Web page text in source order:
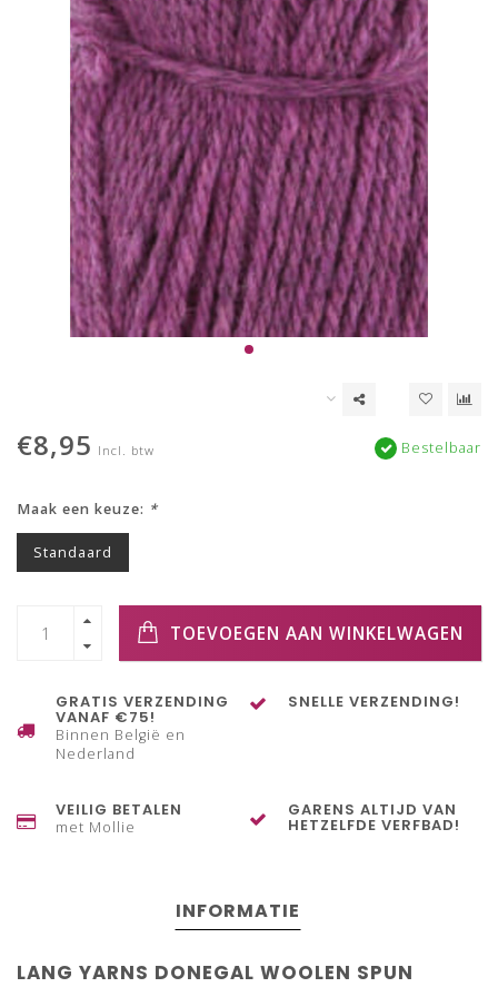
€8,95 Incl. btw Bestelbaar
Maak een keuze: *
Standaard
TOEVOEGEN AAN WINKELWAGEN
GRATIS VERZENDING
VANAF €75!
Binnen België en
Nederland
SNELLE VERZENDING!
VEILIG BETALEN
met Mollie
GARENS ALTIJD VAN
HETZELFDE VERFBAD!
INFORMATIE
LANG YARNS DONEGAL WOOLEN SPUN